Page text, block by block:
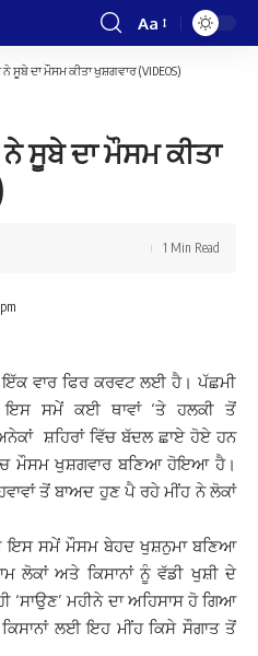
Font
Resizer
Aa
ਸੂਬੇ ਦਾ ਮੌਸਮ ਕੀਤਾ ਖੁਸ਼ਗਵਾਰ (VIDEOS)
ਸੂਬੇ ਦਾ ਮੌਸਮ ਕੀਤਾ
1 Min Read
ਵਾਰ ਫਿਰ ਕਰਵਟ ਲਈ ਹੈ। ਪੱਛਮੀ
ਸਮੇਂ ਕਈ ਥਾਵਾਂ ‘ਤੇ ਹਲਕੀ ਤੋਂ
ਸ਼ਹਿਰਾਂ ਵਿੱਚ ਬੱਦਲ ਛਾਏ ਹੋਏ ਹਨ
ਮੌਸਮ ਖੁਸ਼ਗਵਾਰ ਬਣਿਆ ਹੋਇਆ ਹੈ।
ਤੋਂ ਬਾਅਦ ਹੁਣ ਪੈ ਰਹੇ ਮੀਂਹ ਨੇ ਲੋਕਾਂ
ਇਸ ਸਮੇਂ ਮੌਸਮ ਬੇਹਦ ਖੁਸ਼ਨੁਮਾ ਬਣਿਆ
ਅਤੇ ਕਿਸਾਨਾਂ ਨੂੰ ਵੱਡੀ ਖੁਸ਼ੀ ਦੇ
‘ਸਾਉਣ’ ਮਹੀਨੇ ਦਾ ਅਹਿਸਾਸ ਹੋ ਗਿਆ
ਲਈ ਇਹ ਮੀਂਹ ਕਿਸੇ ਸੌਗਾਤ ਤੋਂ